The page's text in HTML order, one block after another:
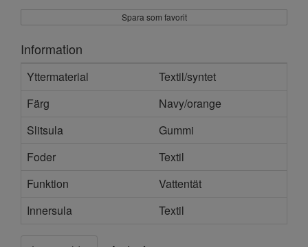
Spara som favorit
Information
Yttermaterial
Textil/syntet
Färg
Navy/orange
Slitsula
Gummi
Foder
Textil
Funktion
Vattentät
Innersula
Textil